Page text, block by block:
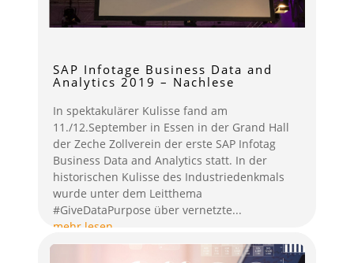
SAP Infotage Business Data and
Analytics 2019 – Nachlese
In spektakulärer Kulisse fand am
11./12.September in Essen in der Grand Hall
der Zeche Zollverein der erste SAP Infotag
Business Data and Analytics statt. In der
historischen Kulisse des Industriedenkmals
wurde unter dem Leitthema
#GiveDataPurpose über vernetzte...
mehr lesen